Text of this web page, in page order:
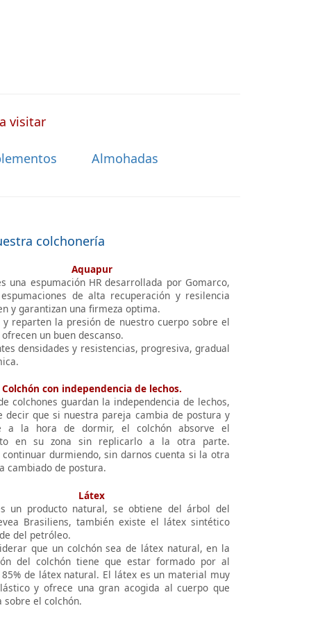
visitar
Almohadas
colchonería
Aquapur
una espumación HR desarrollada por Gomarco,
de alta recuperación y resilencia
y garantizan una firmeza optima.
y reparten la presión de nuestro cuerpo sobre el
un buen descanso.
densidades y resistencias, progresiva, gradual
Colchón con independencia de lechos.
colchones guardan la independencia de lechos,
decir que si nuestra pareja cambia de postura y
a la hora de dormir, el colchón absorve el
en su zona sin replicarlo a la otra parte.
continuar durmiendo, sin darnos cuenta si la otra
cambiado de postura.
Látex
un producto natural, se obtiene del árbol del
Brasiliens, también existe el látex sintético
del petróleo.
que un colchón sea de látex natural, en la
del colchón tiene que estar formado por al
85% de látex natural. El látex es un material muy
y ofrece una gran acogida al cuerpo que
sobre el colchón.